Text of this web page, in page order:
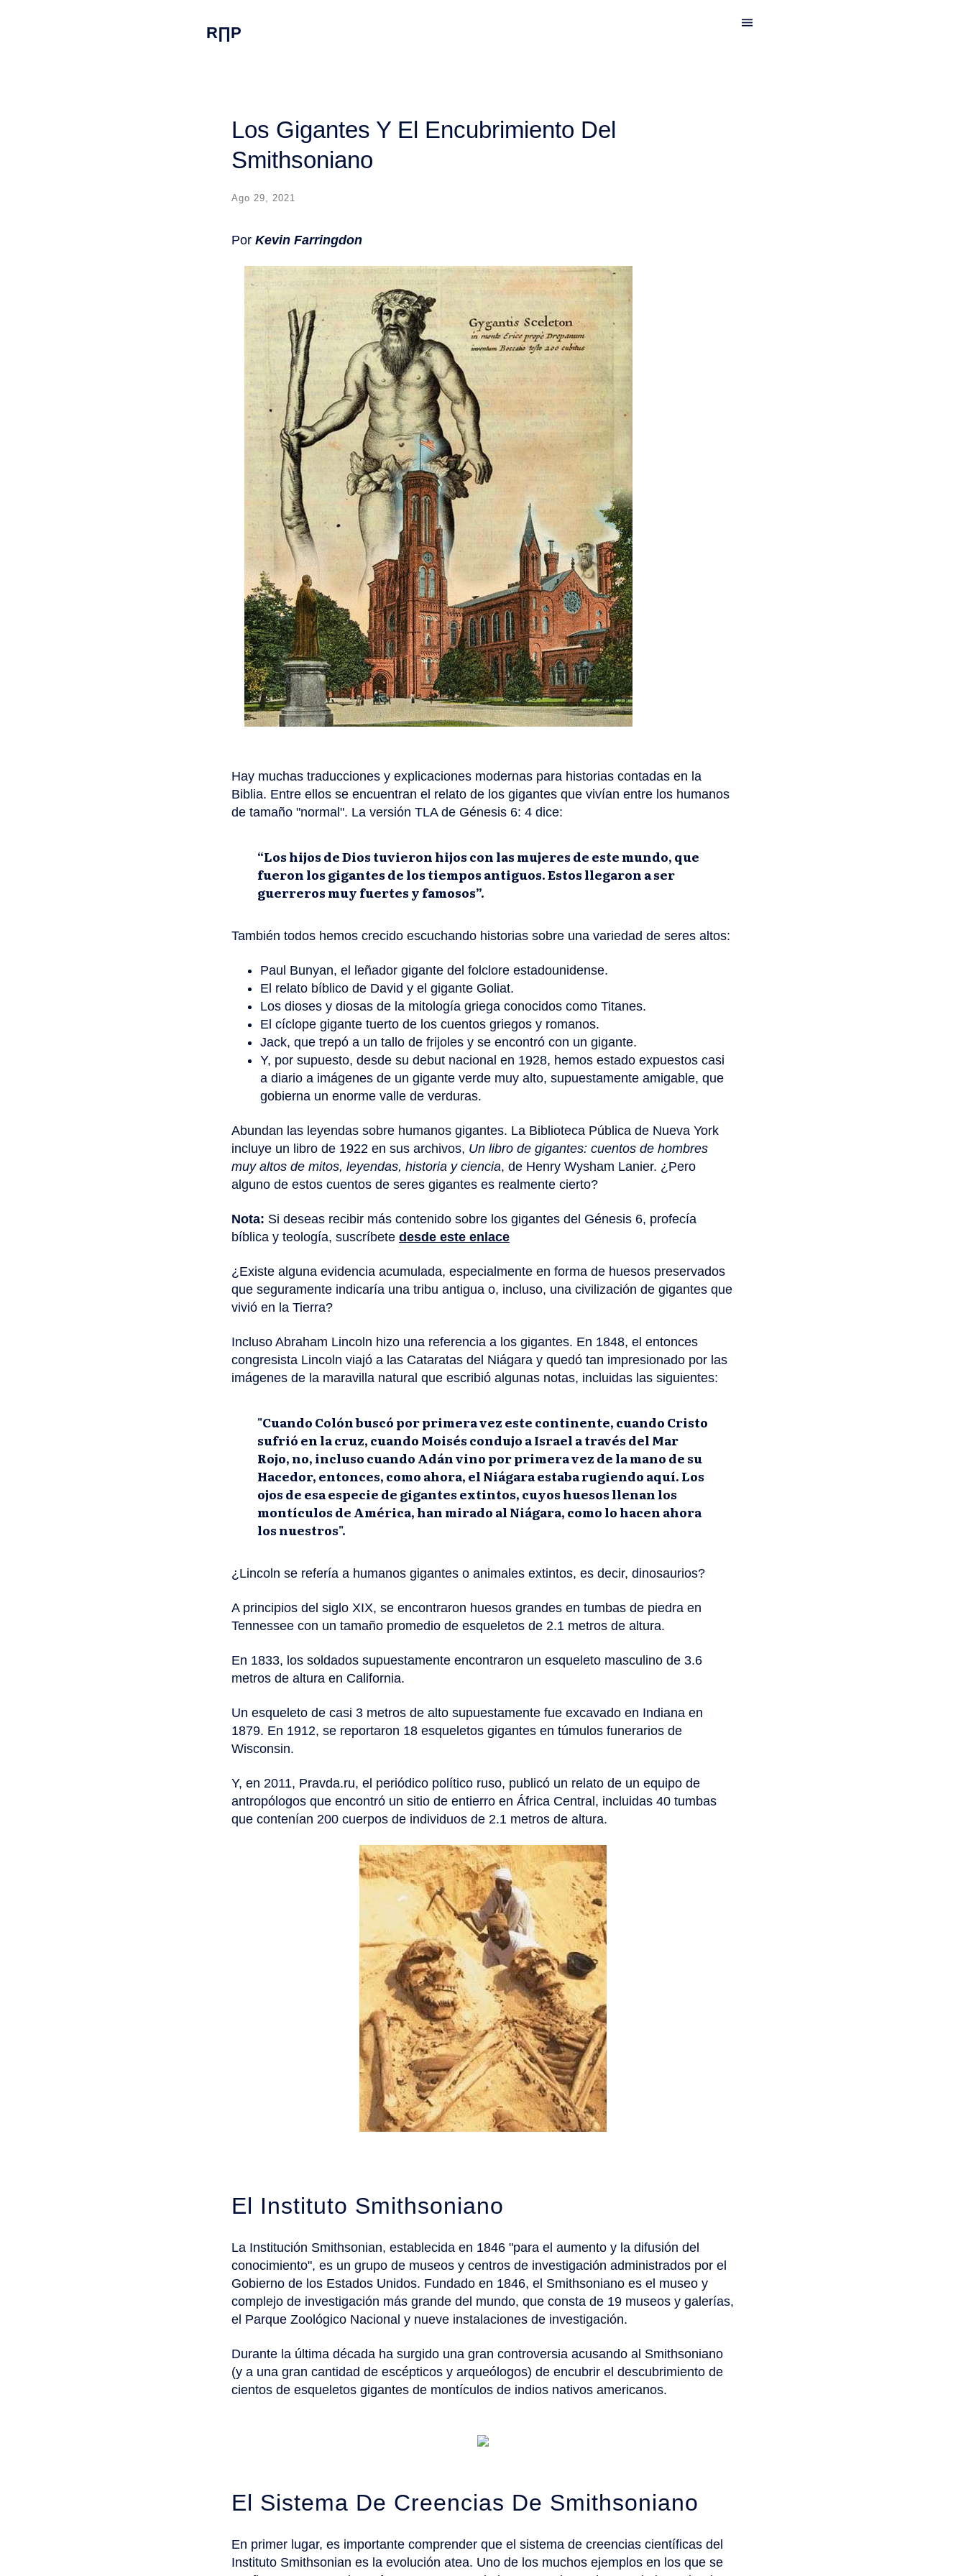
R∏P
Los Gigantes Y El Encubrimiento Del
Smithsoniano
Ago 29, 2021
Por Kevin Farringdon
Hay muchas traducciones y explicaciones modernas para historias contadas en la
Biblia. Entre ellos se encuentran el relato de los gigantes que vivían entre los humanos
de tamaño "normal". La versión TLA de Génesis 6: 4 dice:
“Los hijos de Dios tuvieron hijos con las mujeres de este mundo, que
fueron los gigantes de los tiempos antiguos. Estos llegaron a ser
guerreros muy fuertes y famosos”.
También todos hemos crecido escuchando historias sobre una variedad de seres altos:
Paul Bunyan, el leñador gigante del folclore estadounidense.
El relato bíblico de David y el gigante Goliat.
Los dioses y diosas de la mitología griega conocidos como Titanes.
El cíclope gigante tuerto de los cuentos griegos y romanos.
Jack, que trepó a un tallo de frijoles y se encontró con un gigante.
Y, por supuesto, desde su debut nacional en 1928, hemos estado expuestos casi
a diario a imágenes de un gigante verde muy alto, supuestamente amigable, que
gobierna un enorme valle de verduras.
Abundan las leyendas sobre humanos gigantes. La Biblioteca Pública de Nueva York
incluye un libro de 1922 en sus archivos, Un libro de gigantes: cuentos de hombres
muy altos de mitos, leyendas, historia y ciencia, de Henry Wysham Lanier. ¿Pero
alguno de estos cuentos de seres gigantes es realmente cierto?
Nota: Si deseas recibir más contenido sobre los gigantes del Génesis 6, profecía
bíblica y teología, suscríbete desde este enlace
¿Existe alguna evidencia acumulada, especialmente en forma de huesos preservados
que seguramente indicaría una tribu antigua o, incluso, una civilización de gigantes que
vivió en la Tierra?
Incluso Abraham Lincoln hizo una referencia a los gigantes. En 1848, el entonces
congresista Lincoln viajó a las Cataratas del Niágara y quedó tan impresionado por las
imágenes de la maravilla natural que escribió algunas notas, incluidas las siguientes:
"Cuando Colón buscó por primera vez este continente, cuando Cristo
sufrió en la cruz, cuando Moisés condujo a Israel a través del Mar
Rojo, no, incluso cuando Adán vino por primera vez de la mano de su
Hacedor, entonces, como ahora, el Niágara estaba rugiendo aquí. Los
ojos de esa especie de gigantes extintos, cuyos huesos llenan los
montículos de América, han mirado al Niágara, como lo hacen ahora
los nuestros".
¿Lincoln se refería a humanos gigantes o animales extintos, es decir, dinosaurios?
A principios del siglo XIX, se encontraron huesos grandes en tumbas de piedra en
Tennessee con un tamaño promedio de esqueletos de 2.1 metros de altura.
En 1833, los soldados supuestamente encontraron un esqueleto masculino de 3.6
metros de altura en California.
Un esqueleto de casi 3 metros de alto supuestamente fue excavado en Indiana en
1879. En 1912, se reportaron 18 esqueletos gigantes en túmulos funerarios de
Wisconsin.
Y, en 2011, Pravda.ru, el periódico político ruso, publicó un relato de un equipo de
antropólogos que encontró un sitio de entierro en África Central, incluidas 40 tumbas
que contenían 200 cuerpos de individuos de 2.1 metros de altura.
El Instituto Smithsoniano
La Institución Smithsonian, establecida en 1846 "para el aumento y la difusión del
conocimiento", es un grupo de museos y centros de investigación administrados por el
Gobierno de los Estados Unidos. Fundado en 1846, el Smithsoniano es el museo y
complejo de investigación más grande del mundo, que consta de 19 museos y galerías,
el Parque Zoológico Nacional y nueve instalaciones de investigación.
Durante la última década ha surgido una gran controversia acusando al Smithsoniano
(y a una gran cantidad de escépticos y arqueólogos) de encubrir el descubrimiento de
cientos de esqueletos gigantes de montículos de indios nativos americanos.
El Sistema De Creencias De Smithsoniano
En primer lugar, es importante comprender que el sistema de creencias científicas del
Instituto Smithsonian es la evolución atea. Uno de los muchos ejemplos en los que se